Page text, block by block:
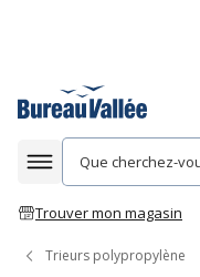
Afficher la
Trouver mon magasin
Trieurs polypropylène